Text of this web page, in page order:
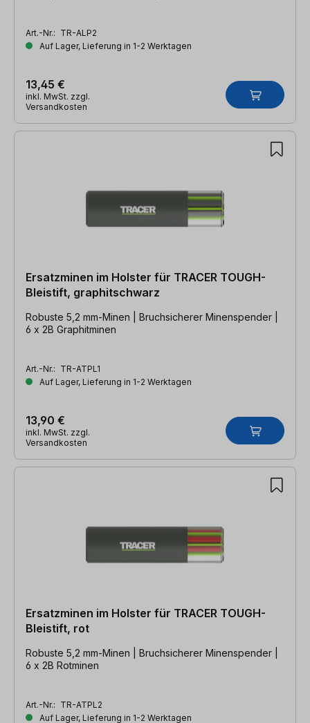
Art.-Nr.: TR-ALP2
Auf Lager, Lieferung in 1-2 Werktagen
13,45 €
inkl. MwSt. zzgl.
Versandkosten
Ersatzminen im Holster für TRACER TOUGH-
Bleistift, graphitschwarz
Robuste 5,2 mm-Minen | Bruchsicherer Minenspender |
6 x 2B Graphitminen
Art.-Nr.: TR-ATPL1
Auf Lager, Lieferung in 1-2 Werktagen
13,90 €
inkl. MwSt. zzgl.
Versandkosten
Ersatzminen im Holster für TRACER TOUGH-
Bleistift, rot
Robuste 5,2 mm-Minen | Bruchsicherer Minenspender |
6 x 2B Rotminen
Art.-Nr.: TR-ATPL2
Auf Lager, Lieferung in 1-2 Werktagen